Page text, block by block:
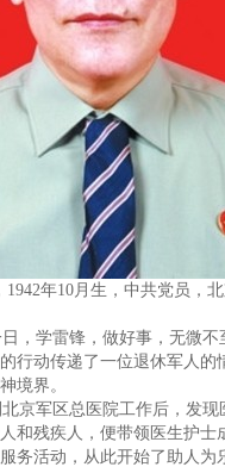
年10月生，中共党员，
，学雷锋，做好事，无微不
行动传递了一位退休军人的
境界。
京军区总医院工作后，发现
和残疾人，便带领医生护士
务活动，从此开始了助人为